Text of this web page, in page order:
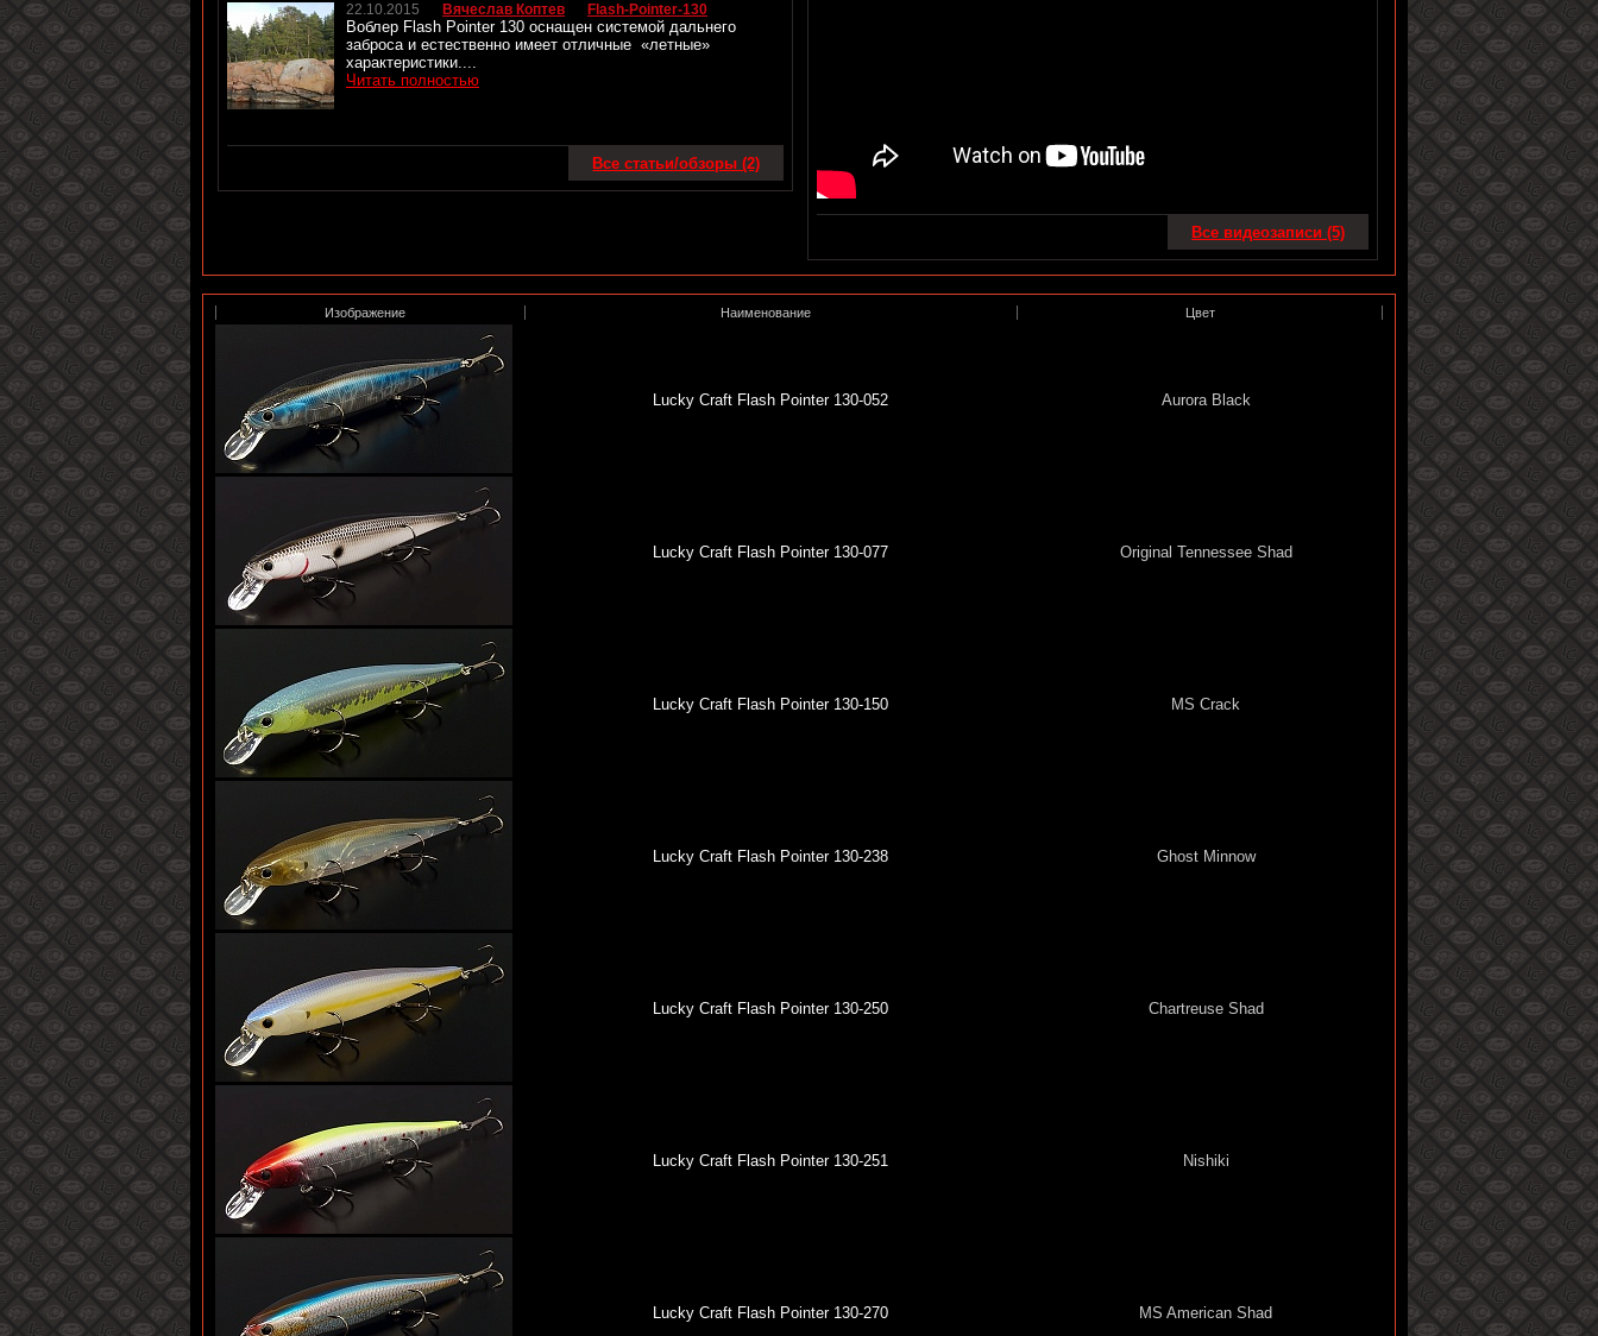
22.10.2015 Вячеслав Коптев Flash-Pointer-130
Воблер Flash Pointer 130 оснащен системой дальнего
заброса и естественно имеет отличные «летные»
характеристики....
Читать полностью
Все статьи/обзоры (2)
Все видеозаписи (5)
Изображение Наименование Цвет
Lucky Craft Flash Pointer 130-052 Aurora Black
Lucky Craft Flash Pointer 130-077 Original Tennessee Shad
Lucky Craft Flash Pointer 130-150 MS Crack
Lucky Craft Flash Pointer 130-238 Ghost Minnow
Lucky Craft Flash Pointer 130-250 Chartreuse Shad
Lucky Craft Flash Pointer 130-251 Nishiki
Lucky Craft Flash Pointer 130-270 MS American Shad